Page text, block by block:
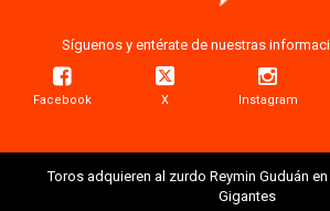
Síguenos y entérate de nuestras
Facebook X Instagram
Toros adquieren al zurdo Reymin Guduán
Gigantes